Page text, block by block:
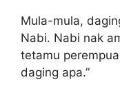
Mula-mula,
Nabi. Nabi nak
tetamu
daging apa.”